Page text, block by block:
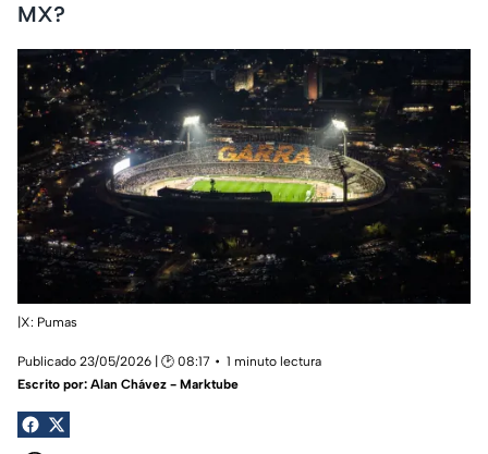
MX?
|X: Pumas
Publicado 23/05/2026 | 🕑 08:17
1 minuto lectura
Escrito por: Alan Chávez - Marktube